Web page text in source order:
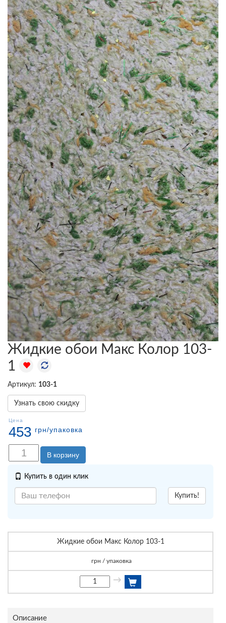
Жидкие обои Макс Колор 103-
1
Артикул: 103-1
Узнать свою скидку
Цена
453 грн/упаковка
В корзину
Купить в один клик
Купить!
Жидкие обои Макс Колор 103-1
грн / упаковка
→
Описание